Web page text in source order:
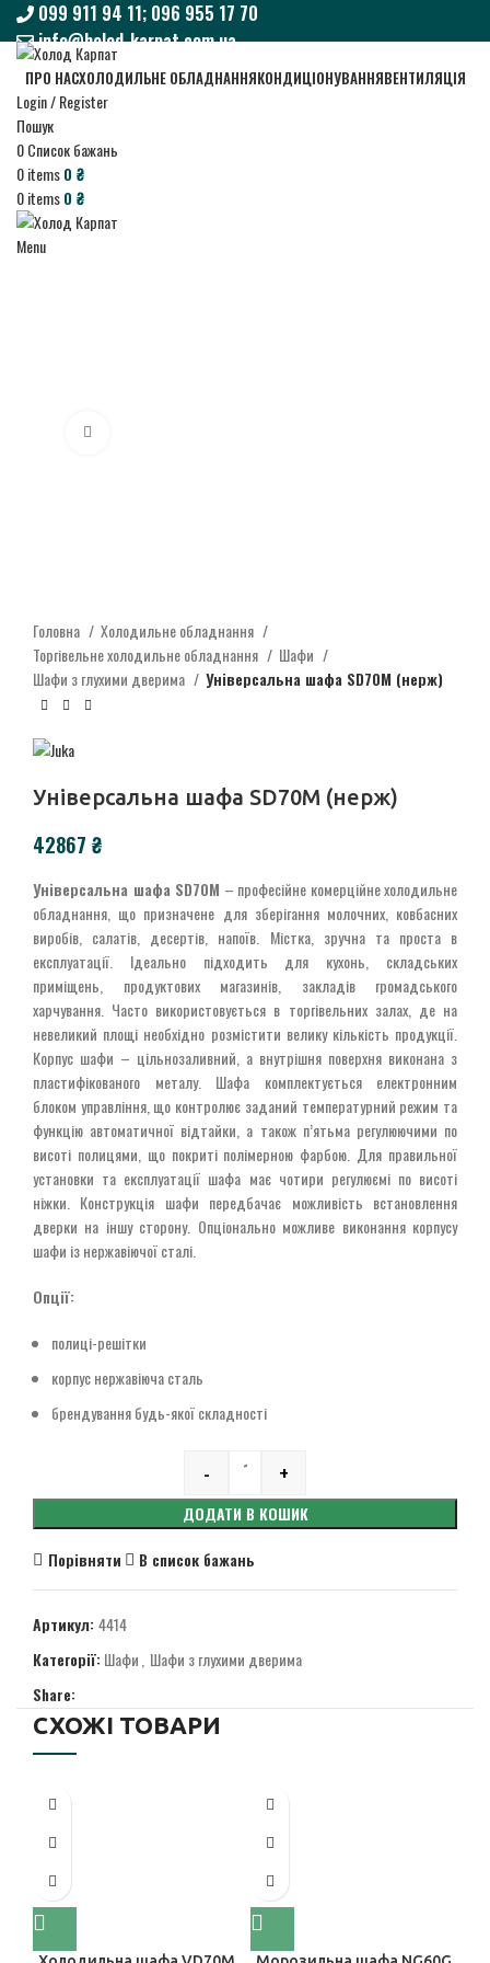
099 911 94 11; 096 955 17 70
info@holod-karpat.com.ua
099 911 94 11; 096 955 17 70
info@holod-karpat.com.ua
ПРО НАСХОЛОДИЛЬНЕ ОБЛАДНАННЯКОНДИЦІОНУВАННЯВЕНТИЛЯЦІЯ
Login / Register
Пошук
0Список бажань
0items0 ₴
0items0 ₴
Menu
Головна
Холодильне обладнання
Торгівельне холодильне обладнання
Шафи
Шафи з глухими дверима
Універсальна шафа SD70М (нерж)
Універсальна шафа SD70М (нерж)
₴
Універсальна шафа SD70M – професійне комерційне холодильне
обладнання, що призначене для зберігання молочних, ковбасних
виробів, салатів, десертів, напоїв. Містка, зручна та проста в
експлуатації. Ідеально підходить для кухонь, складських
приміщень, продуктових магазинів, закладів громадського
харчування. Часто використовується в торгівельних залах, де на
невеликий площі необхідно розмістити велику кількість продукції.
Корпус шафи – цільнозаливний, а внутрішня поверхня виконана з
пластифікованого металу. Шафа комплектується електронним
блоком управління, що контролює заданий температурний режим та
функцію автоматичної відтайки, а також п’ятьма регулюючими по
висоті полицями, що покриті полімерною фарбою. Для правильної
установки та експлуатації шафа має чотири регулюємі по висоті
ніжки. Конструкція шафи передбачає можливість встановлення
дверки на іншу сторону. Опціонально можливе виконання корпусу
шафи із нержавіючої сталі.
Опції:
полиці-решітки
корпус нержавіюча сталь
брендування будь-якої складності
Quantity
- +
ДОДАТИ В КОШИК
Порівняти
В список бажань
Артикул: 4414
Категорії: Шафи Шафи з глухими дверима
Share:
СХОЖІ ТОВАРИ